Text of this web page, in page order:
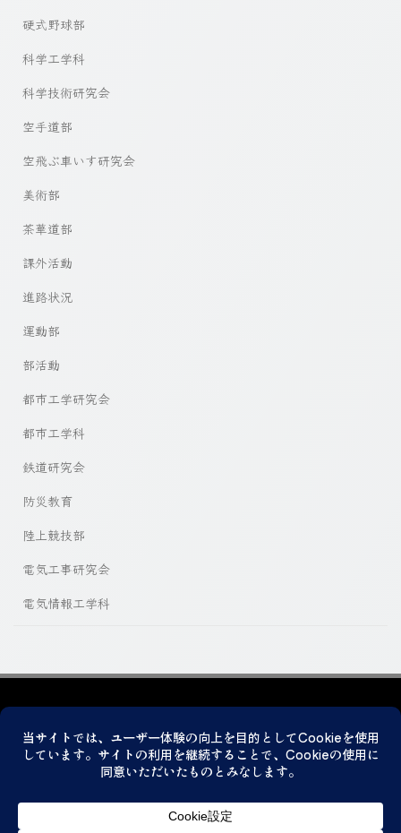
硬式野球部
科学工学科
科学技術研究会
空手道部
空飛ぶ車いす研究会
美術部
茶華道部
課外活動
進路状況
運動部
部活動
都市工学研究会
都市工学科
鉄道研究会
防災教育
陸上競技部
電気工事研究会
電気情報工学科
© 2026 神戸市立科学技術高等学校